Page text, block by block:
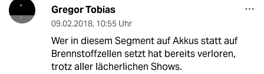
Gregor Tobias
09.02.2018, 10:55 Uhr
Wer in diesem Segment auf Akkus statt auf
Brennstoffzellen setzt hat bereits verloren,
trotz aller lächerlichen Shows.